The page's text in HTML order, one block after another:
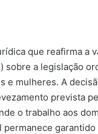
que reafirma a
sobre a legislação
e mulheres. A
prevista
o trabalho aos
permanece garantido